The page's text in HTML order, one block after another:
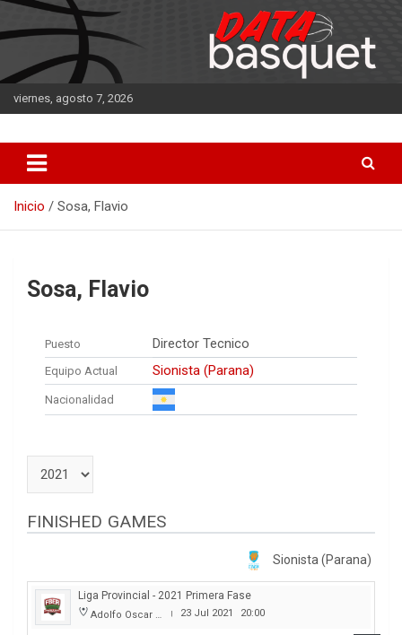
Saltar
al
contenido
viernes, agosto 7, 2026
DATA Basquet
Inicio Sosa, Flavio
Sosa, Flavio
Puesto Director Tecnico
Equipo Actual Sionista (Parana)
Nacionalidad
FINISHED GAMES
Sionista (Parana)
Liga Provincial - 2021 Primera Fase
Adolfo Oscar Capurro | 23 Jul 2021 20:00